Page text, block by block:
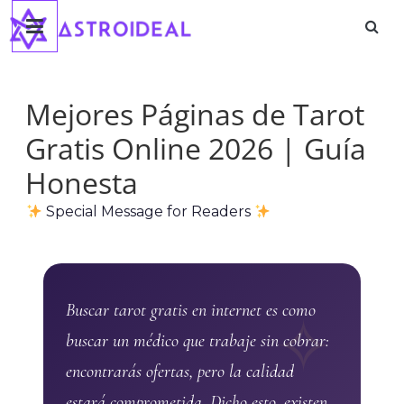
Saltar
alAstroideal
Mejores Páginas de Tarot
Gratis Online 2026 | Guía
Honesta
Special Message for Readers
Buscar tarot gratis en internet es como
buscar un médico que trabaje sin cobrar:
encontrarás ofertas, pero la calidad